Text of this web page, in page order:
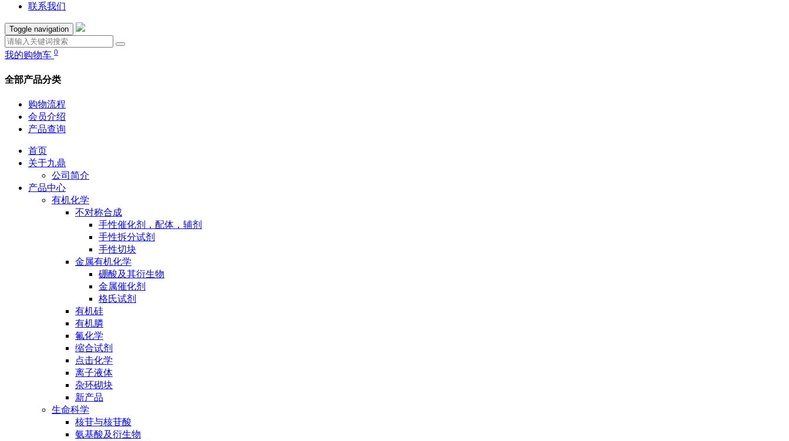
联系我们
Toggle navigation
我的购物车 0
全部产品分类
购物流程
会员介绍
产品查询
首页
关于九鼎
公司简介
产品中心
有机化学
不对称合成
手性催化剂，配体，辅剂
手性拆分试剂
手性切块
金属有机化学
硼酸及其衍生物
金属催化剂
格氏试剂
有机硅
有机膦
氟化学
缩合试剂
点击化学
离子液体
杂环砌块
新产品
生命科学
核苷与核苷酸
氨基酸及衍生物